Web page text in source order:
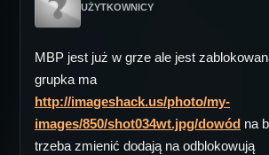
UŻYTKOWNICY
MBP jest już w grze ale jest
grupka ma
http://imageshack.us/photo/my-
images/850/shot034wt.jpg/dowód na
trzeba zmienić dodają na odblokowują